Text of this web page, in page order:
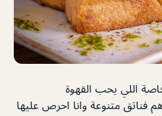
اللي يحب القهوة
فناتق متنوعة وانا احرص عليها